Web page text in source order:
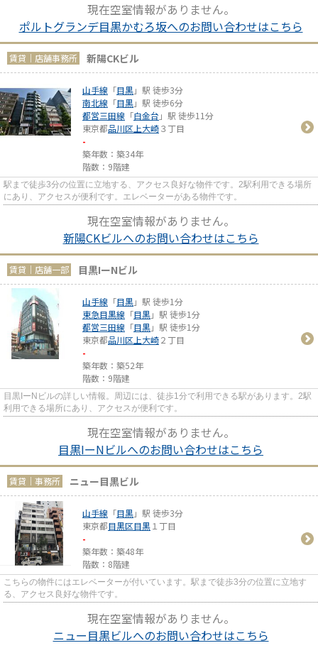
現在空室情報がありません。
ポルトグランデ目黒かむろ坂へのお問い合わせはこちら
賃貸｜店舗事務所 新陽CKビル
山手線 「目黒」駅 徒歩3分
南北線 「目黒」駅 徒歩6分
都営三田線 「白金台 」駅 徒歩11分
東京都品川区 上大崎３丁目
-
築年数：築34年
階数：9階建
駅まで徒歩3分の位置に立地する、アクセス良好な物件です。2駅利用できる場所
にあり、アクセスが便利です。エレベーターがある物件です。
現在空室情報がありません。
新陽CKビルへのお問い合わせはこちら
賃貸｜店舗一部 目黒IーNビル
山手線 「目黒」駅 徒歩1分
東急目黒線 「目黒」駅 徒歩1分
都営三田線 「目黒」駅 徒歩1分
東京都品川区 上大崎２丁目
-
築年数：築52年
階数：9階建
目黒IーNビルの詳しい情報。周辺には、徒歩1分で利用できる駅があります。2駅
利用できる場所にあり、アクセスが便利です。
現在空室情報がありません。
目黒IーNビルへのお問い合わせはこちら
賃貸｜事務所 ニュー目黒ビル
山手線 「目黒」駅 徒歩3分
東京都目黒区目黒１丁目
-
築年数：築48年
階数：8階建
こちらの物件にはエレベーターが付いています。駅まで徒歩3分の位置に立地す
る、アクセス良好な物件です。
現在空室情報がありません。
ニュー目黒ビルへのお問い合わせはこちら